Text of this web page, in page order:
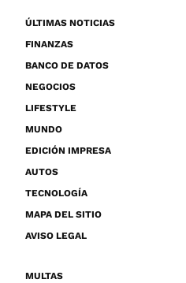
ÚLTIMAS NOTICIAS
FINANZAS
BANCO DE DATOS
NEGOCIOS
LIFESTYLE
MUNDO
EDICIÓN IMPRESA
AUTOS
TECNOLOGÍA
MAPA DEL SITIO
AVISO LEGAL
MULTAS